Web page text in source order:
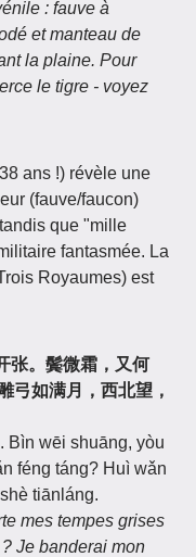
: fauve à
et manteau de
la plaine. Pour
le tigre - voyez
ans !) révèle une
(fauve/faucon)
que "mille
fantasmée. La
Royaumes) est
张。鬓微霜，又何
弓如满月，西北望，
Bìn wēi shuāng, yòu
féng táng? Huì wǎn
tiānláng.
mes tempes grises
Je banderai mon